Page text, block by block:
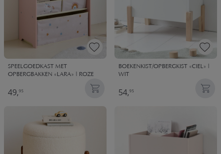
SPEELGOEDKAST MET
OPBERGBAKKEN «LARA» | ROZE
49,95
BOEKENKIST/OPBERGKIST «CIEL» |
WIT
54,95